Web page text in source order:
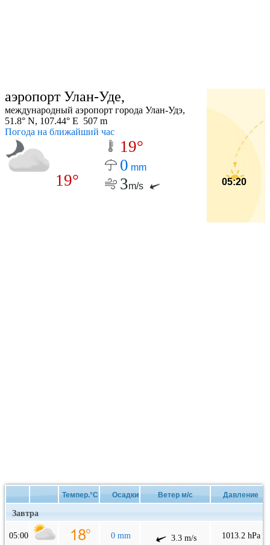
аэропорт Улан-Уде,
международный аэропорт города Улан-Удэ,
51.8° N, 107.44° E 507 m
Погода на ближайший час
19°
19°
0 mm
3m/s 05:20
Темпер.°C Осадки Ветер м/с Давление
Завтра
05:00 0 mm 3.3 m/s 1013.2 hPa